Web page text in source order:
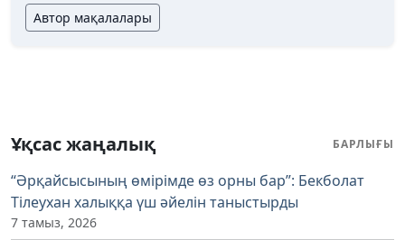
Автор мақалалары
Ұқсас жаңалық БАРЛЫҒЫ
“Әрқайсысының өмірімде өз орны бар”: Бекболат
Тілеухан халыққа үш әйелін таныстырды
7 тамыз, 2026